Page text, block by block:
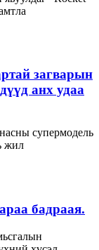
загварын
анх удаа
супермодель
жил
бадраая.